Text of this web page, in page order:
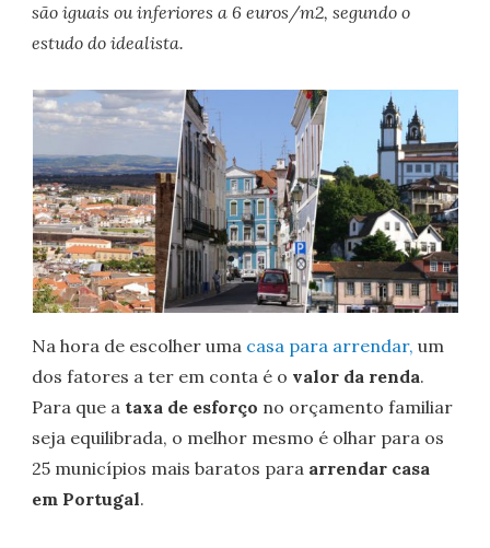
são iguais ou inferiores a 6 euros/m2, segundo o
estudo do idealista.
Na hora de escolher uma casa para arrendar, um
dos fatores a ter em conta é o valor da renda.
Para que a taxa de esforço no orçamento familiar
seja equilibrada, o melhor mesmo é olhar para os
25 municípios mais baratos para arrendar casa
em Portugal.